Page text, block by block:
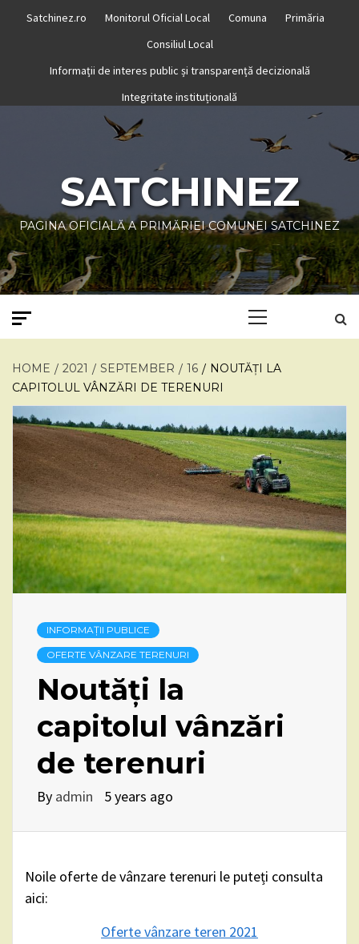
Satchinez.ro Monitorul Oficial Local Comuna
Primăria
Consiliul Local
Informații de interes public și transparență decizională
Integritate instituțională
SATCHINEZ
PAGINA OFICIALĂ A PRIMĂRIEI COMUNEI SATCHINEZ
HOME 2021 SEPTEMBER 16
NOUTĂȚI LA
CAPITOLUL VÂNZĂRI DE TERENURI
INFORMAȚII PUBLICE
OFERTE VÂNZARE TERENURI
Noutăți la
capitolul vânzări
de terenuri
By admin 5 years ago
Noile oferte de vânzare terenuri le puteți consulta
aici:
Oferte vânzare teren 2021